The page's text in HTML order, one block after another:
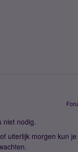
niet nodig.
uiterlijk morgen kun